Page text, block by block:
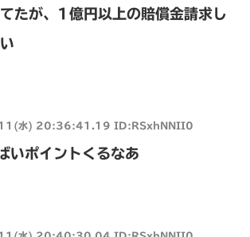
たが、1億円以上の賠償金請求し
水) 20:36:41.19 ID:RSxhNNII0
いポイントくるなあ